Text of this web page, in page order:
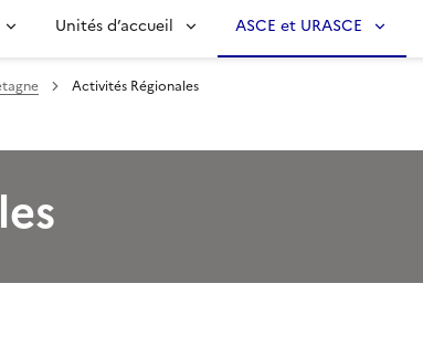
Unités d’accueil ASCE et URASCE
Activités Régionales